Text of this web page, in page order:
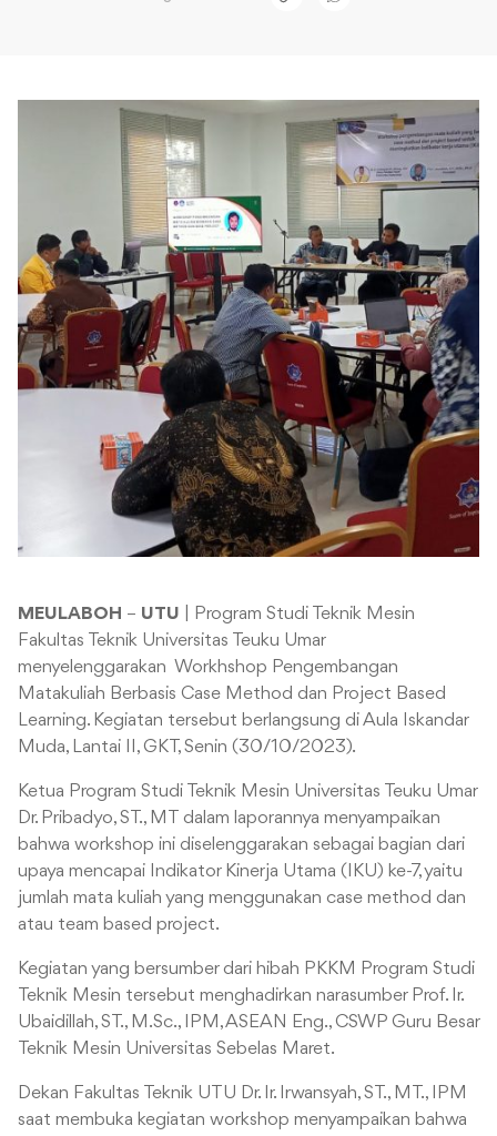
MEULABOH – UTU | Program Studi Teknik Mesin
Fakultas Teknik Universitas Teuku Umar
menyelenggarakan Workhshop Pengembangan
Matakuliah Berbasis Case Method dan Project Based
Learning. Kegiatan tersebut berlangsung di Aula Iskandar
Muda, Lantai II, GKT, Senin (30/10/2023).
Ketua Program Studi Teknik Mesin Universitas Teuku Umar
Dr. Pribadyo, ST., MT dalam laporannya menyampaikan
bahwa workshop ini diselenggarakan sebagai bagian dari
upaya mencapai Indikator Kinerja Utama (IKU) ke-7, yaitu
jumlah mata kuliah yang menggunakan case method dan
atau team based project.
Kegiatan yang bersumber dari hibah PKKM Program Studi
Teknik Mesin tersebut menghadirkan narasumber Prof. Ir.
Ubaidillah, ST., M.Sc., IPM, ASEAN Eng., CSWP Guru Besar
Teknik Mesin Universitas Sebelas Maret.
Dekan Fakultas Teknik UTU Dr. Ir. Irwansyah, ST., MT., IPM
saat membuka kegiatan workshop menyampaikan bahwa